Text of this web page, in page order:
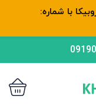
با شماره: